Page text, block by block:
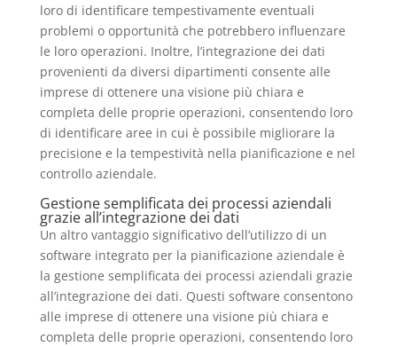
loro di identificare tempestivamente eventuali
problemi o opportunità che potrebbero influenzare
le loro operazioni. Inoltre, l’integrazione dei dati
provenienti da diversi dipartimenti consente alle
imprese di ottenere una visione più chiara e
completa delle proprie operazioni, consentendo loro
di identificare aree in cui è possibile migliorare la
precisione e la tempestività nella pianificazione e nel
controllo aziendale.
Gestione semplificata dei processi aziendali
grazie all’integrazione dei dati
Un altro vantaggio significativo dell’utilizzo di un
software integrato per la pianificazione aziendale è
la gestione semplificata dei processi aziendali grazie
all’integrazione dei dati. Questi software consentono
alle imprese di ottenere una visione più chiara e
completa delle proprie operazioni, consentendo loro